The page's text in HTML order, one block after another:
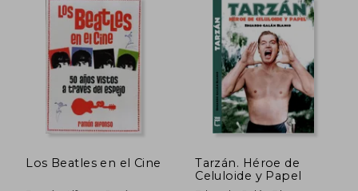
55%
dcto.
S/ 296,11
S/ 133,25
55%
dcto.
Los Beatles en el Cine
Tarzán. Héroe de
Celuloide y Papel